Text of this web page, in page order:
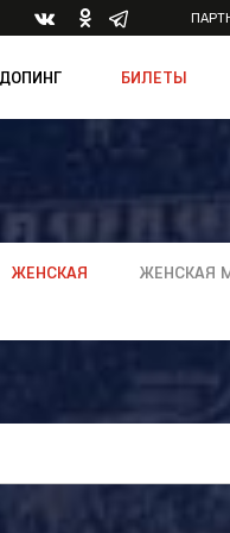
БИЛЕТЫ
ЖЕНСКАЯ
ЖЕНСКАЯ